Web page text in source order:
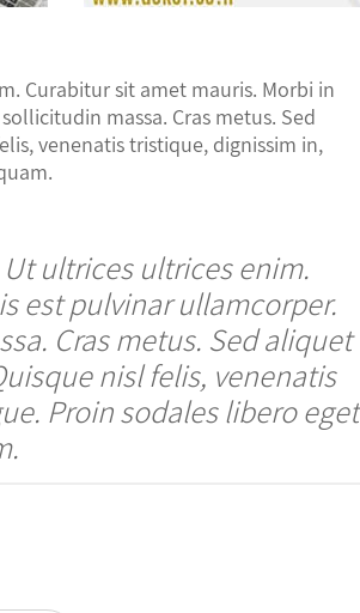
Curabitur sit amet mauris. Morbi in
massa. Cras metus. Sed
venenatis tristique, dignissim in,
ultrices ultrices enim.
est pulvinar ullamcorper.
Cras metus. Sed aliquet
nisl felis, venenatis
Proin sodales libero eget